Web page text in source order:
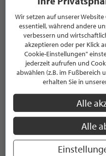
Luxusküche
Küchenmontage
Küchenrenovierung
Badmöbel
Wir setzen auf unserer
essentiell, während andere
verbessern und
akzeptieren oder per Klick
Cookie-Einstellungen"
jederzeit aufrufen und
abwählen (z.B. im Fußbereich
erhalten Sie in
Alle
Alle